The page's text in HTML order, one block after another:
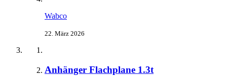
Wabco
22. März 2026
Anhänger Flachplane 1.3t